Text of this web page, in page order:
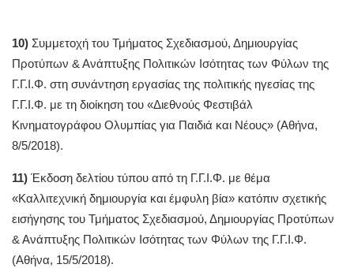
10) Συμμετοχή του Τμήματος Σχεδιασμού, Δημιουργίας
Προτύπων & Ανάπτυξης Πολιτικών Ισότητας των Φύλων της
Γ.Γ.Ι.Φ. στη συνάντηση εργασίας της πολιτικής ηγεσίας της
Γ.Γ.Ι.Φ. με τη διοίκηση του «Διεθνούς Φεστιβάλ
Κινηματογράφου Ολυμπίας για Παιδιά και Νέους» (Αθήνα,
8/5/2018).
11) Έκδοση δελτίου τύπου από τη Γ.Γ.Ι.Φ. με θέμα
«Καλλιτεχνική δημιουργία και έμφυλη βία» κατόπιν σχετικής
εισήγησης του Τμήματος Σχεδιασμού, Δημιουργίας Προτύπων
& Ανάπτυξης Πολιτικών Ισότητας των Φύλων της Γ.Γ.Ι.Φ.
(Αθήνα, 15/5/2018).